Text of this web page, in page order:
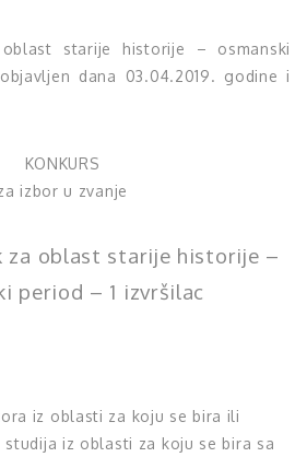
starije historije – osmanski
dana 03.04.2019. godine i
KONKURS
izbor u zvanje
za oblast starije historije –
period – 1 izvršilac
iz oblasti za koju se bira ili
iz oblasti za koju se bira sa